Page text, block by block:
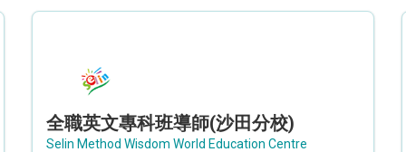
全職英文專科班導師(沙田分校)
Selin Method Wisdom World Education Centre